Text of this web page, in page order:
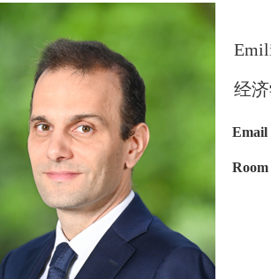
经
Email
Room